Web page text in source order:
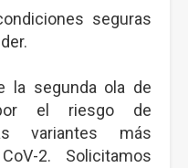
seguras
la segunda ola de
por el riesgo de
variantes más
2. Solicitamos